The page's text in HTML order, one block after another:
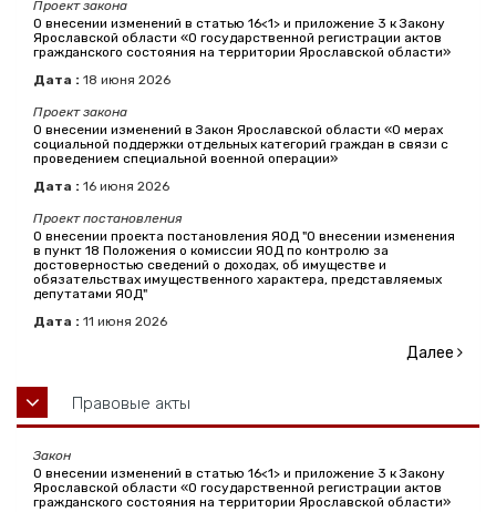
Проект закона
О внесении изменений в статью 16<1> и приложение 3 к Закону
Ярославской области «О государственной регистрации актов
гражданского состояния на территории Ярославской области»
Дата : 18 июня 2026
Проект закона
О внесении изменений в Закон Ярославской области «О мерах
социальной поддержки отдельных категорий граждан в связи с
проведением специальной военной операции»
Дата : 16 июня 2026
Проект постановления
О внесении проекта постановления ЯОД "О внесении изменения
в пункт 18 Положения о комиссии ЯОД по контролю за
достоверностью сведений о доходах, об имуществе и
обязательствах имущественного характера, представляемых
депутатами ЯОД"
Дата : 11 июня 2026
Далее
Правовые акты
Закон
О внесении изменений в статью 16<1> и приложение 3 к Закону
Ярославской области «О государственной регистрации актов
гражданского состояния на территории Ярославской области»